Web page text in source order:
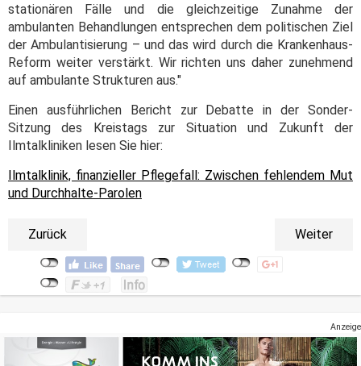
stationären Fälle und die gleichzeitige Zunahme der
ambulanten Behandlungen entsprechen dem politischen Ziel
der Ambulantisierung – und das wird durch die Krankenhaus-
Reform weiter verstärkt. Wir richten uns daher zunehmend
auf ambulante Strukturen aus."
Einen ausführlichen Bericht zur Debatte in der Sonder-
Sitzung des Kreistags zur Situation und Zukunft der
Ilmtalkliniken lesen Sie hier:
Ilmtalklinik, finanzieller Pflegefall: Zwischen fehlendem Mut
und Durchhalte-Parolen
Zurück Weiter
Anzeige